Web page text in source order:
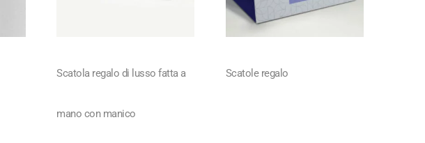
Scatola regalo di lusso fatta a
mano con manico
Scatole regalo